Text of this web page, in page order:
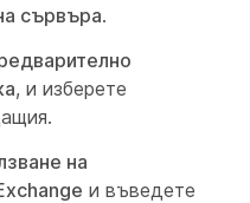
сървъра.
, и изберете
на
и въведете